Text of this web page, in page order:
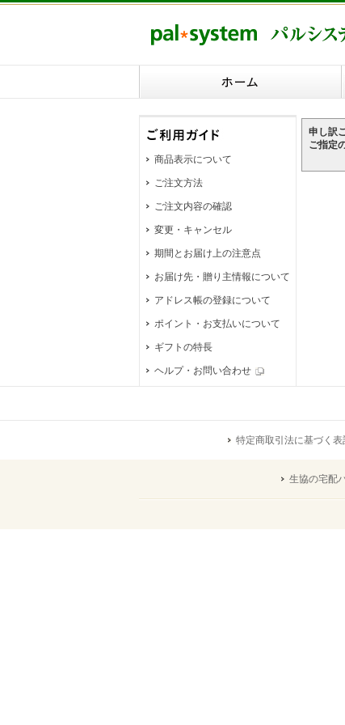
申し訳
ご指定
商品表示について
ご注文方法
ご注文内容の確認
変更・キャンセル
期間とお届け上の注意点
お届け先・贈り主情報について
アドレス帳の登録について
ポイント・お支払いについて
ギフトの特長
ヘルプ・お問い合わせ
特定商取引法に基づく表
生協の宅配